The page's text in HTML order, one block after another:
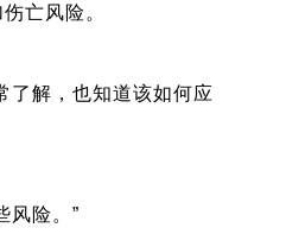
亡风险。
了解，也知道该如何应
风险。”